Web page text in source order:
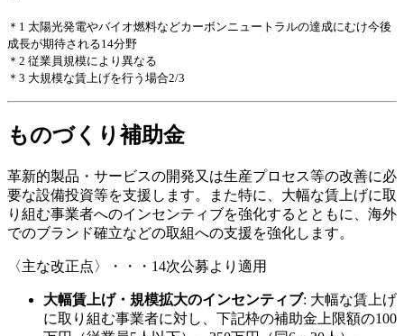
＊1 太陽光発電やバイオ燃料などカーボンニュートラルの達成にむけ今後
成長が期待される14分野
＊2 従業員規模により異なる
＊3 大規模な賃上げを行う場合2/3
ものづくり補助金
革新的製品・サービスの開発又は生産プロセス等の改善に必
要な設備投資等を支援します。また特に、大幅な賃上げに取
り組む事業者へのインセンティブを強化するとともに、海外
でのブランド確立などの取組への支援を強化します。
〈主な改正点〉・・・14次公募より適用
大幅賃上げ・規模拡大のインセンティブ: 大幅な賃上げ
に取り組む事業者に対し、下記枠の補助金上限額の100